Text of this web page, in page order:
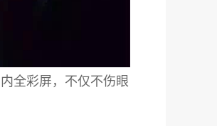
全彩屏，不仅不伤眼